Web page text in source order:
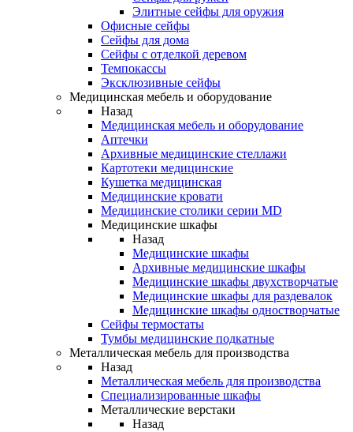
Элитные сейфы для оружия
Офисные сейфы
Сейфы для дома
Сейфы с отделкой деревом
Темпокассы
Эксклюзивные сейфы
Медицинская мебель и оборудование
Назад
Медицинская мебель и оборудование
Аптечки
Архивные медицинские стеллажи
Картотеки медицинские
Кушетка медицинская
Медицинские кровати
Медицинские столики серии MD
Медицинские шкафы
Назад
Медицинские шкафы
Архивные медицинские шкафы
Медицинские шкафы двухстворчатые
Медицинские шкафы для раздевалок
Медицинские шкафы одностворчатые
Сейфы термостаты
Тумбы медицинские подкатные
Металлическая мебель для производства
Назад
Металлическая мебель для производства
Cпециализированные шкафы
Металлические верстаки
Назад